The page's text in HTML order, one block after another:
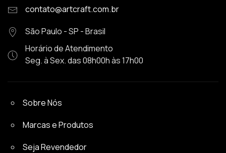
contato@artcraft.com.br
São Paulo - SP - Brasil
Horário de Atendimento
Seg. à Sex. das 08h00h às 17h00
Sobre Nós
Marcas e Produtos
Seja Revendedor